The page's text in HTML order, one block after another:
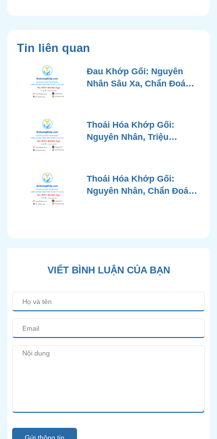
Tin liên quan
Đau Khớp Gối: Nguyên
Nhân Sâu Xa, Chẩn Đoán
Góc Nhìn Bác Sĩ Xương
Khớp
Thoái Hóa Khớp Gối:
Nguyên Nhân, Triệu
Chuẩn Y Khoa
Thoái Hóa Khớp Gối:
Nguyên Nhân, Chẩn Đoán
VIẾT BÌNH LUẬN CỦA BẠN